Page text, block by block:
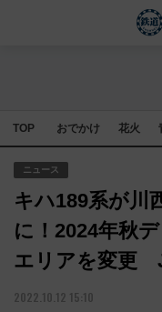
TOP おでかけ 花火
ニュース
キハ189系が川
に！2024年秋
エリアを変更
2022.10.12 15:10